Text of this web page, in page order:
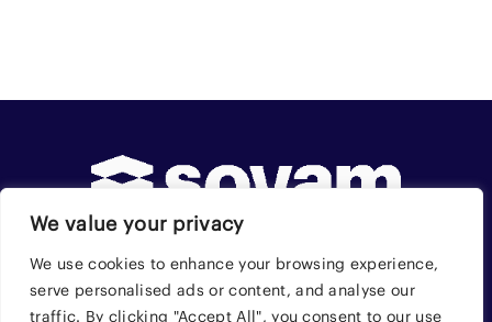
We value your privacy
We use cookies to enhance your browsing experience,
serve personalised ads or content, and analyse our
traffic. By clicking "Accept All", you consent to our use